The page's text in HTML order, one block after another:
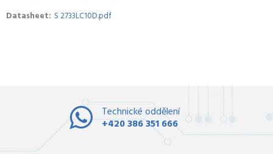
Datasheet S 2733LC10D.pdf
Technické oddělení
+420 386 351 666